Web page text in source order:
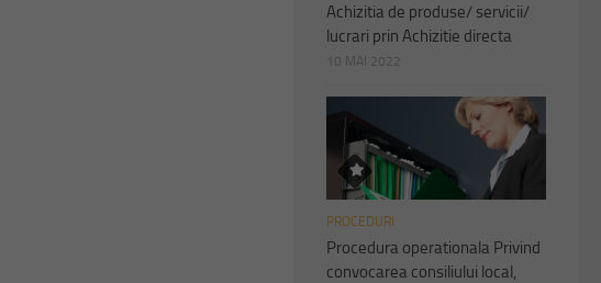
Achizitia de produse/ servicii/
lucrari prin Achizitie directa
10 MAI 2022
PROCEDURI
Procedura operationala Privind
convocarea consiliului local,